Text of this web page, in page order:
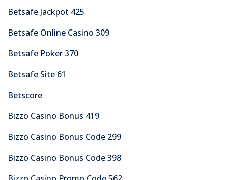
Betsafe Jackpot 425
Betsafe Online Casino 309
Betsafe Poker 370
Betsafe Site 61
Betscore
Bizzo Casino Bonus 419
Bizzo Casino Bonus Code 299
Bizzo Casino Bonus Code 398